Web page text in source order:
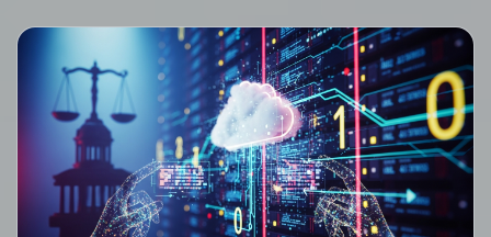
riscos e oferecemos dicas práticas para proteger sua empresa e seus
dados contra essa nova geração de ameaças cibernéticas no Brasil.